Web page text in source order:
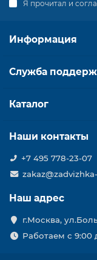
Я прочитал и
Информация
Служба
Каталог
Наши контакты
+7 495 778-23-07
Наш адрес
г.Москва,
Работаем с 9:00